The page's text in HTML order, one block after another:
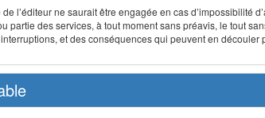
l’éditeur ne saurait être engagée en cas d’impossibilité
partie des services, à tout moment sans préavis, le tout
et des conséquences qui peuvent en découler